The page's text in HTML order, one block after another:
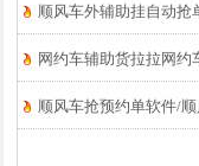
顺风车外辅助挂自动抢
网约车辅助货拉拉网约
顺风车抢预约单软件/顺